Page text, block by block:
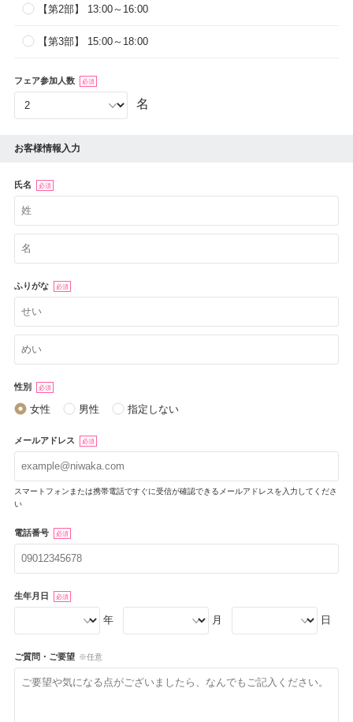
【第2部】 13:00～16:00
【第3部】 15:00～18:00
フェア参加人数 必須
名
お客様情報入力
氏名 必須
ふりがな 必須
性別 必須
女性 男性 指定しない
メールアドレス 必須
スマートフォンまたは携帯電話ですぐに受信が確認できるメールアドレスを入力してくださ
い
電話番号 必須
生年月日 必須
年 月 日
ご質問・ご要望 ※任意